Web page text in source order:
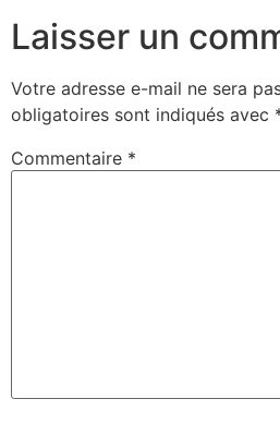
Laisser un
Votre adresse e-mail ne sera
obligatoires sont indiqués avec
Commentaire *